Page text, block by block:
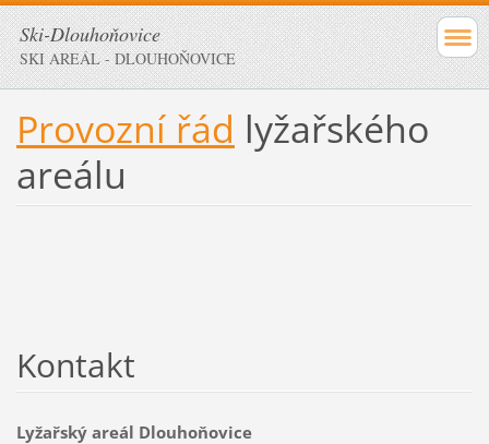
Ski-Dlouhoňovice
SKI AREÁL - DLOUHOŇOVICE
Provozní řád lyžařského
areálu
Kontakt
Lyžařský areál Dlouhoňovice